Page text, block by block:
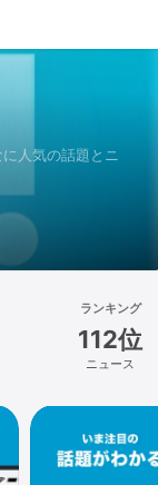
人気の話題とニ
ランキング
112位
ニュース